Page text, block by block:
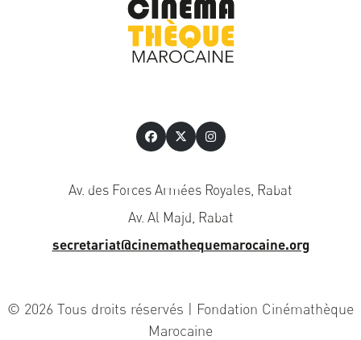
Av. des Forces Armées Royales, Rabat
Av. Al Majd, Rabat
secretariat@cinemathequemarocaine.org
© 2026 Tous droits réservés | Fondation Cinémathèque
Marocaine